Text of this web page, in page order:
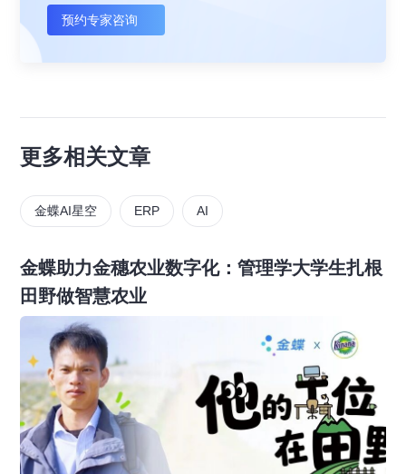
预约专家咨询
更多相关文章
金蝶AI星空 ERP AI
金蝶助力金穗农业数字化：管理学大学生扎根
田野做智慧农业